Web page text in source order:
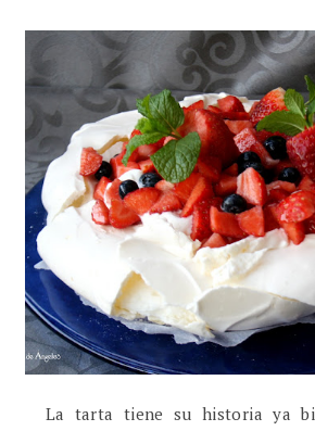
La tarta tiene su historia ya